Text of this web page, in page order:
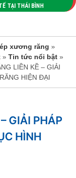
TẠI THÁI BÌNH
xương răng »
» Tin tức nổi bật »
LIỀN KỀ – GIẢI
HIỆN ĐẠI
GIẢI PHÁP
HÌNH